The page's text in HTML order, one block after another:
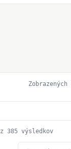
385 výsledkov